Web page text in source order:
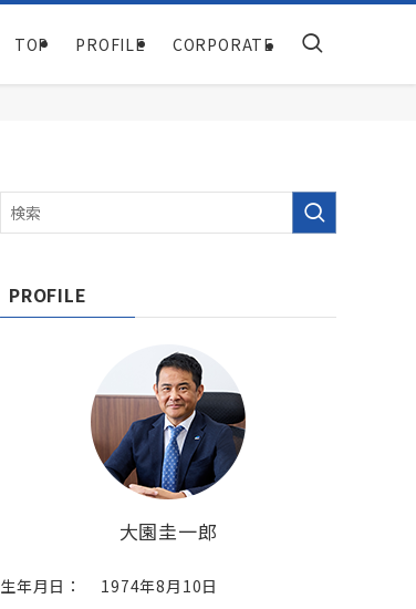
TOP PROFILE CORPORATE
PROFILE
大園圭一郎
生年月日：
1974年8月10日